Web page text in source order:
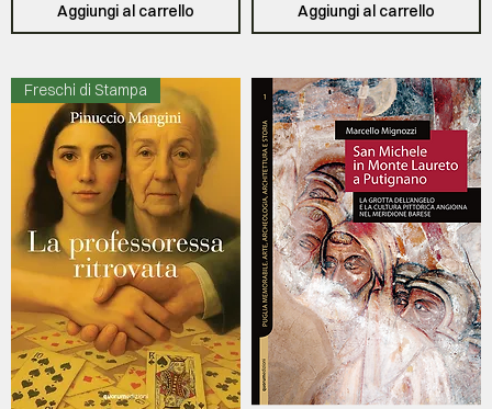
Aggiungi al carrello Aggiungi al carrello
Freschi di Stampa